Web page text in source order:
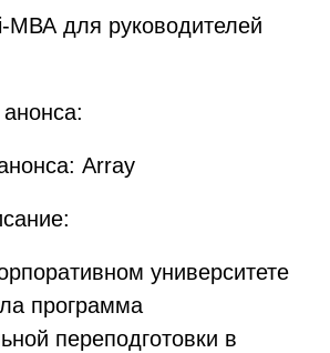
МВА для руководителей
Array
университете
программа
переподготовки в